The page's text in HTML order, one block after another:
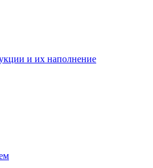
и их наполнение